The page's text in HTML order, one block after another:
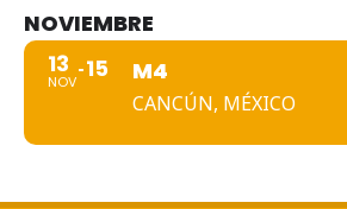
NOVIEMBRE
13
NOV 15 M4
CANCÚN, MÉXICO